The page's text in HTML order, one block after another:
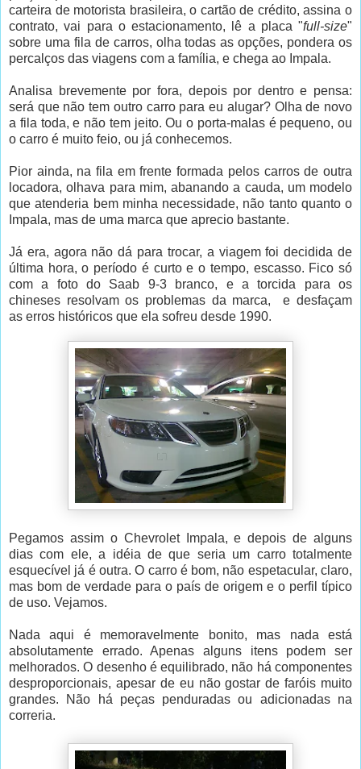
carteira de motorista brasileira, o cartão de crédito, assina o
contrato, vai para o estacionamento, lê a placa "full-size"
sobre uma fila de carros, olha todas as opções, pondera os
percalços das viagens com a família, e chega ao Impala.
Analisa brevemente por fora, depois por dentro e pensa:
será que não tem outro carro para eu alugar? Olha de novo
a fila toda, e não tem jeito. Ou o porta-malas é pequeno, ou
o carro é muito feio, ou já conhecemos.
Pior ainda, na fila em frente formada pelos carros de outra
locadora, olhava para mim, abanando a cauda, um modelo
que atenderia bem minha necessidade, não tanto quanto o
Impala, mas de uma marca que aprecio bastante.
Já era, agora não dá para trocar, a viagem foi decidida de
última hora, o período é curto e o tempo, escasso. Fico só
com a foto do Saab 9-3 branco, e a torcida para os
chineses resolvam os problemas da marca, e desfaçam
as erros históricos que ela sofreu desde 1990.
Pegamos assim o Chevrolet Impala, e depois de alguns
dias com ele, a idéia de que seria um carro totalmente
esquecível já é outra. O carro é bom, não espetacular, claro,
mas bom de verdade para o país de origem e o perfil típico
de uso. Vejamos.
Nada aqui é memoravelmente bonito, mas nada está
absolutamente errado. Apenas alguns itens podem ser
melhorados. O desenho é equilibrado, não há componentes
desproporcionais, apesar de eu não gostar de faróis muito
grandes. Não há peças penduradas ou adicionadas na
correria.